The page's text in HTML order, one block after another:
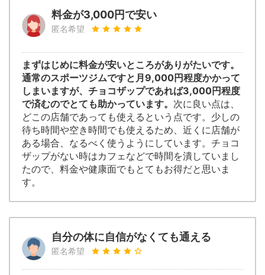
料金が3,000円で安い
匿名希望
まずはじめに料金が安いところがありがたいです。
通常のスポーツジムですと月9,000円程度かかって
しまいますが、チョコザップであれば3,000円程度
で済むのでとても助かっています。 次に良い点は、
どこの店舗であっても使えるという点です。少しの
待ち時間や空き時間でも使えるため、近くに店舗が
ある場合、なるべく使うようにしています。チョコ
ザップがない時はカフェなどで時間を潰していまし
たので、料金や健康面でもとてもお得だと思いま
す。
自分の体に自信がなくても通える
匿名希望